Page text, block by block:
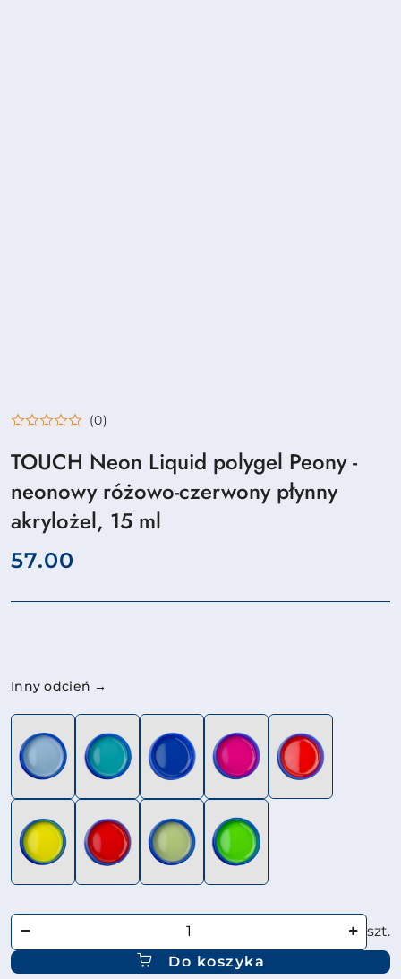
(0)
TOUCH Neon Liquid polygel Peony -
neonowy różowo-czerwony płynny
akrylożel, 15 ml
cena:
57.00
Wariant
Inny odcień →
Ilość
szt.
Do koszyka